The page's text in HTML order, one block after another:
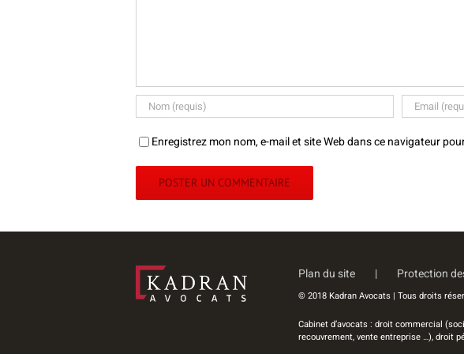
Enregistrez mon nom, e-mail et site Web dans ce navigateur
Plan du site Protection
© 2018 Kadran Avocats | Tous droits
Cabinet d’avocats : droit commercial
recouvrement, vente entreprise …), droit